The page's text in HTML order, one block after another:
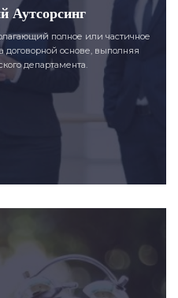
Аутсорсинг
полное или частичное
основе, выполняя
департамента.